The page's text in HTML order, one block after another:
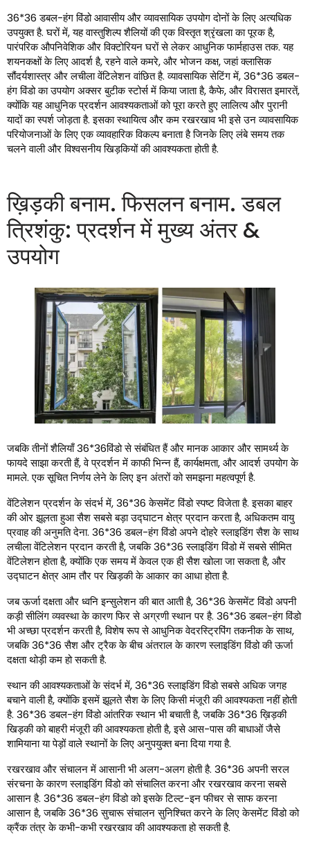
36*36 डबल-हंग विंडो आवासीय और व्यावसायिक उपयोग दोनों के लिए अत्यधिक
उपयुक्त है. घरों में, यह वास्तुशिल्प शैलियों की एक विस्तृत श्रृंखला का पूरक है,
पारंपरिक औपनिवेशिक और विक्टोरियन घरों से लेकर आधुनिक फार्महाउस तक. यह
शयनकक्षों के लिए आदर्श है, रहने वाले कमरे, और भोजन कक्ष, जहां क्लासिक
सौंदर्यशास्त्र और लचीला वेंटिलेशन वांछित है. व्यावसायिक सेटिंग में, 36*36 डबल-
हंग विंडो का उपयोग अक्सर बुटीक स्टोर्स में किया जाता है, कैफे, और विरासत इमारतें,
क्योंकि यह आधुनिक प्रदर्शन आवश्यकताओं को पूरा करते हुए लालित्य और पुरानी
यादों का स्पर्श जोड़ता है. इसका स्थायित्व और कम रखरखाव भी इसे उन व्यावसायिक
परियोजनाओं के लिए एक व्यावहारिक विकल्प बनाता है जिनके लिए लंबे समय तक
चलने वाली और विश्वसनीय खिड़कियों की आवश्यकता होती है.
ख़िड़की बनाम. फिसलन बनाम. डबल
त्रिशंकु: प्रदर्शन में मुख्य अंतर &
उपयोग
जबकि तीनों शैलियाँ 36*36विंडो से संबंधित हैं और मानक आकार और सामर्थ्य के
फायदे साझा करती हैं, वे प्रदर्शन में काफी भिन्न हैं, कार्यक्षमता, और आदर्श उपयोग के
मामले. एक सूचित निर्णय लेने के लिए इन अंतरों को समझना महत्वपूर्ण है.
वेंटिलेशन प्रदर्शन के संदर्भ में, 36*36 केसमेंट विंडो स्पष्ट विजेता है. इसका बाहर
की ओर झूलता हुआ सैश सबसे बड़ा उद्घाटन क्षेत्र प्रदान करता है, अधिकतम वायु
प्रवाह की अनुमति देना. 36*36 डबल-हंग विंडो अपने दोहरे स्लाइडिंग सैश के साथ
लचीला वेंटिलेशन प्रदान करती है, जबकि 36*36 स्लाइडिंग विंडो में सबसे सीमित
वेंटिलेशन होता है, क्योंकि एक समय में केवल एक ही सैश खोला जा सकता है, और
उद्घाटन क्षेत्र आम तौर पर खिड़की के आकार का आधा होता है.
जब ऊर्जा दक्षता और ध्वनि इन्सुलेशन की बात आती है, 36*36 केसमेंट विंडो अपनी
कड़ी सीलिंग व्यवस्था के कारण फिर से अग्रणी स्थान पर है. 36*36 डबल-हंग विंडो
भी अच्छा प्रदर्शन करती है, विशेष रूप से आधुनिक वेदरस्ट्रिपिंग तकनीक के साथ,
जबकि 36*36 सैश और ट्रैक के बीच अंतराल के कारण स्लाइडिंग विंडो की ऊर्जा
दक्षता थोड़ी कम हो सकती है.
स्थान की आवश्यकताओं के संदर्भ में, 36*36 स्लाइडिंग विंडो सबसे अधिक जगह
बचाने वाली है, क्योंकि इसमें झूलते सैश के लिए किसी मंजूरी की आवश्यकता नहीं होती
है. 36*36 डबल-हंग विंडो आंतरिक स्थान भी बचाती है, जबकि 36*36 ख़िड़की
खिड़की को बाहरी मंजूरी की आवश्यकता होती है, इसे आस-पास की बाधाओं जैसे
शामियाना या पेड़ों वाले स्थानों के लिए अनुपयुक्त बना दिया गया है.
रखरखाव और संचालन में आसानी भी अलग-अलग होती है. 36*36 अपनी सरल
संरचना के कारण स्लाइडिंग विंडो को संचालित करना और रखरखाव करना सबसे
आसान है. 36*36 डबल-हंग विंडो को इसके टिल्ट-इन फीचर से साफ करना
आसान है, जबकि 36*36 सुचारू संचालन सुनिश्चित करने के लिए केसमेंट विंडो को
क्रैंक तंत्र के कभी-कभी रखरखाव की आवश्यकता हो सकती है.